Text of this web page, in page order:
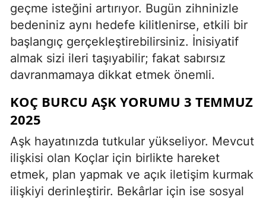
geçme isteğini artırıyor. Bugün zihninizle
bedeniniz aynı hedefe kilitlenirse, etkili bir
başlangıç gerçekleştirebilirsiniz. İnisiyatif
almak sizi ileri taşıyabilir; fakat sabırsız
davranmamaya dikkat etmek önemli.
KOÇ BURCU AŞK YORUMU 3 TEMMUZ
2025
Aşk hayatınızda tutkular yükseliyor. Mevcut
ilişkisi olan Koçlar için birlikte hareket
etmek, plan yapmak ve açık iletişim kurmak
ilişkiyi derinleştirir. Bekârlar için ise sosyal